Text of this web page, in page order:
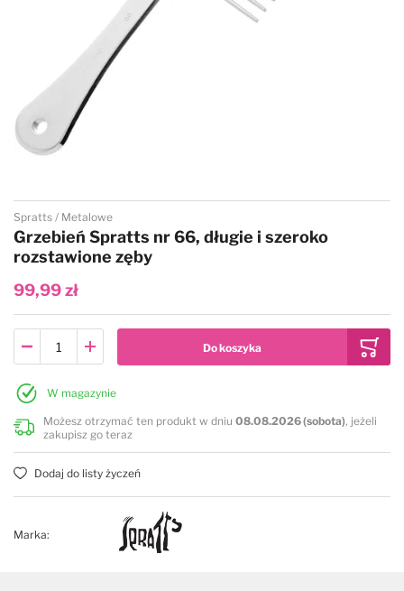
Przejdź na początek galerii
Spratts Metalowe
Grzebień Spratts nr 66, długie i szeroko
rozstawione zęby
99,99 zł
W magazynie
Możesz otrzymać ten produkt w dniu08.08.2026 (sobota), jeżeli
zakupisz go teraz
Dodaj do listy życzeń
Marka: